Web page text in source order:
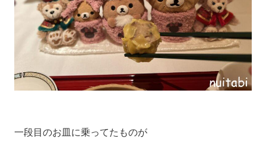
一段目のお皿に乗ってたものが